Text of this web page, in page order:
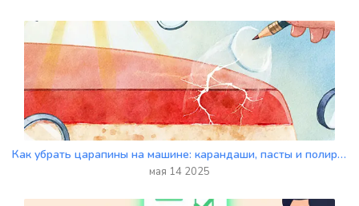
Как убрать царапины на машине: карандаши, пасты и полировальные круги - что выбрать?
мая 14 2025